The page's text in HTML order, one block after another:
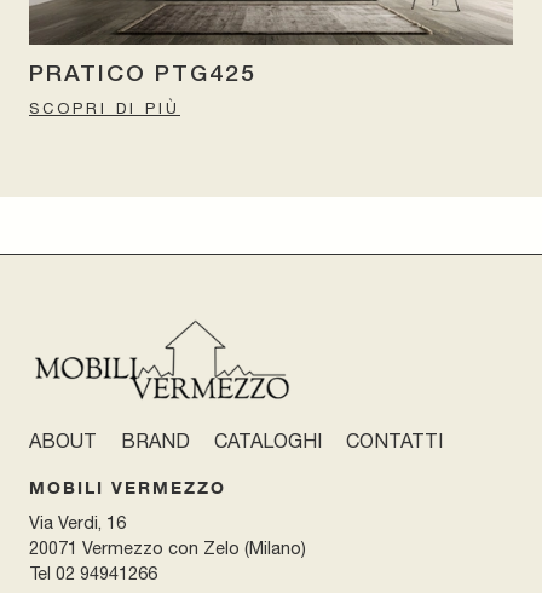
PRATICO PTG425
SCOPRI DI PIÙ
ABOUT BRAND CATALOGHI CONTATTI
MOBILI VERMEZZO
Via Verdi, 16
20071 Vermezzo con Zelo (Milano)
Tel 02 94941266